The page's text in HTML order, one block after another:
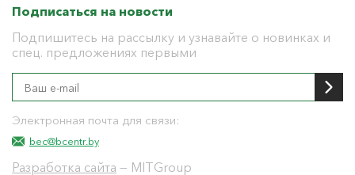
Подписаться на новости
Подпишитесь на рассылку и узнавайте о новинках и
спец. предложениях первыми
Электронная почта для связи:
bec@bcentr.by
Разработка сайта — MITGroup